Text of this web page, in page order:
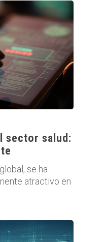
sector salud:
se ha
atractivo en